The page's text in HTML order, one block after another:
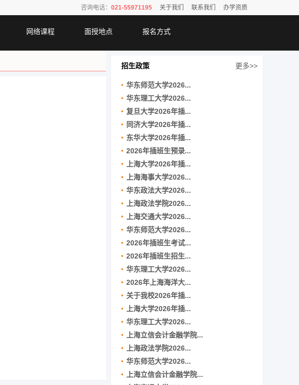
咨询电话： 021-55971195 关于我们 联系我们 办学资质
网络课程 面授地点 报名方式
招生政策 更多>>
华东师范大学2026...
华东理工大学2026...
复旦大学2026年插...
同济大学2026年插...
东华大学2026年插...
2026年插班生预录...
上海大学2026年插...
上海海事大学2026...
华东政法大学2026...
上海政法学院2026...
上海交通大学2026...
华东师范大学2026...
2026年插班生考试...
2026年插班生招生...
华东理工大学2026...
2026年上海海洋大...
关于我校2026年插...
上海大学2026年插...
华东理工大学2026...
上海立信会计金融学院...
上海政法学院2026...
华东师范大学2026...
上海立信会计金融学院...